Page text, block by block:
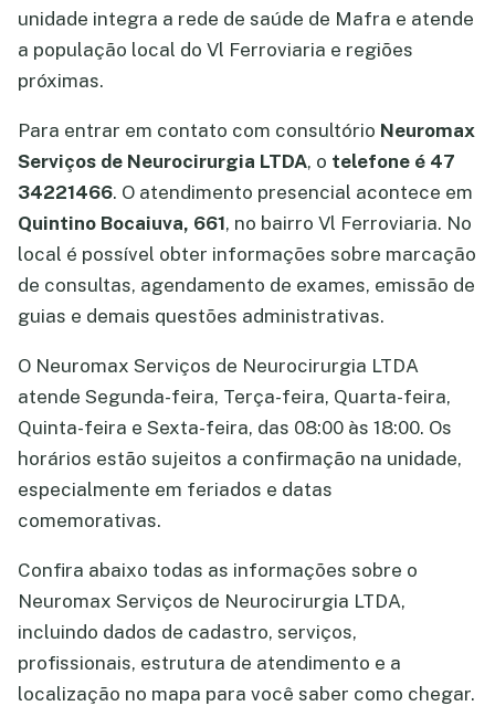
unidade integra a rede de saúde de Mafra e atende
a população local do Vl Ferroviaria e regiões
próximas.
Para entrar em contato com consultório Neuromax
Serviços de Neurocirurgia LTDA, o telefone é 47
34221466. O atendimento presencial acontece em
Quintino Bocaiuva, 661, no bairro Vl Ferroviaria. No
local é possível obter informações sobre marcação
de consultas, agendamento de exames, emissão de
guias e demais questões administrativas.
O Neuromax Serviços de Neurocirurgia LTDA
atende Segunda-feira, Terça-feira, Quarta-feira,
Quinta-feira e Sexta-feira, das 08:00 às 18:00. Os
horários estão sujeitos a confirmação na unidade,
especialmente em feriados e datas
comemorativas.
Confira abaixo todas as informações sobre o
Neuromax Serviços de Neurocirurgia LTDA,
incluindo dados de cadastro, serviços,
profissionais, estrutura de atendimento e a
localização no mapa para você saber como chegar.